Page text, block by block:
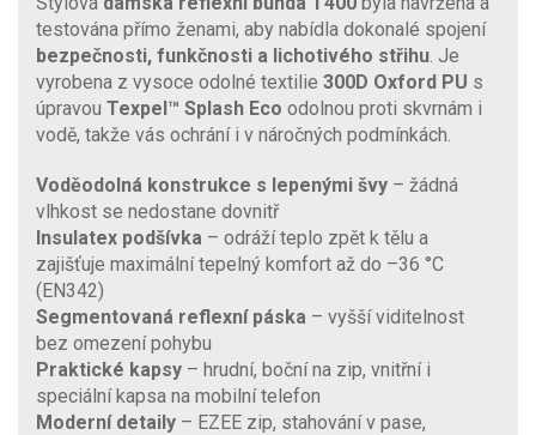
testována přímo ženami, aby nabídla dokonalé spojení
bezpečnosti, funkčnosti a lichotivého střihu . Je
vyrobena z vysoce odolné textilie 300D Oxford PU s
úpravou Texpel™ Splash Eco odolnou proti skvrnám i
vodě, takže vás ochrání i v náročných podmínkách.
Voděodolná konstrukce s lepenými švy – žádná
vlhkost se nedostane dovnitř
Insulatex podšívka – odráží teplo zpět k tělu a
zajišťuje maximální tepelný komfort až do –36 °C
(EN342)
Segmentovaná reflexní páska – vyšší viditelnost
bez omezení pohybu
Praktické kapsy – hrudní, boční na zip, vnitřní i
speciální kapsa na mobilní telefon
Moderní detaily – EZEE zip, stahování v pase,